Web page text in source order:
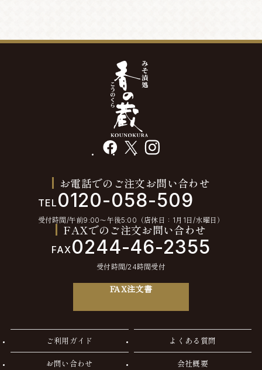
facebook instagram
お電話でのご注文お問い合わせ
TEL 0120-058-509
受付時間/午前9:00〜午後5:00（店休日：1月1日/水曜日）
FAXでのご注文お問い合わせ
FAX 0244-46-2355
受付時間/24時間受付
FAX注文書
ご利用ガイド よくある質問
お問い合わせ 会社概要